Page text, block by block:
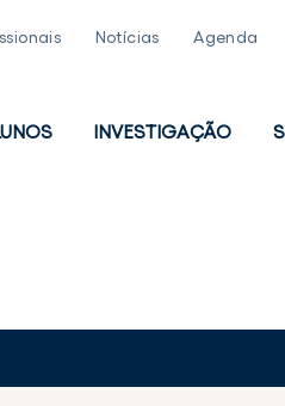
Notícias Agenda
INVESTIGAÇÃO